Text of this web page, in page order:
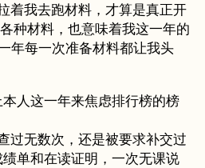
着我去跑材料，才算是真正开
种材料，也意味着我这一年的
每一次准备材料都让我头
人这一年来焦虑排行榜的榜
过无数次，还是被要求补交过
单和在读证明，一次无课说